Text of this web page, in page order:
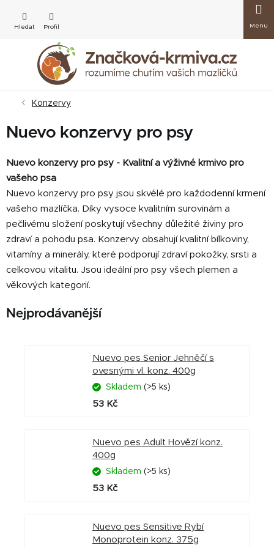
obsah
košík
Konzervy
Nuevo konzervy pro psy
Nuevo konzervy pro psy - Kvalitní a výživné krmivo pro
vašeho psa
Nuevo konzervy pro psy jsou skvélé pro každodenní krmení
vašeho mazlíčka. Díky vysoce kvalitním surovinám a
pečlivému složení poskytují všechny důležité živiny pro
zdraví a pohodu psa. Konzervy obsahují kvalitní bílkoviny,
vitamíny a minerály, které podporují zdraví pokožky, srsti a
celkovou vitalitu. Jsou ideální pro psy všech plemen a
věkových kategorií.
Nejprodávanější
Nuevo pes Senior Jehněčí s
ovesnými vl. konz. 400g
Skladem (>5 ks)
53 Kč
Nuevo pes Adult Hovězí konz.
400g
Skladem (>5 ks)
53 Kč
Nuevo pes Sensitive Rybí
Monoprotein konz. 375g